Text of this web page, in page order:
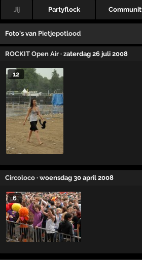
Jij Partyflock
Foto's van Pietjepotlood
ROCKIT Open Air · zaterdag 26 juli 2008
12
Circoloco · woensdag 30 april 2008
6